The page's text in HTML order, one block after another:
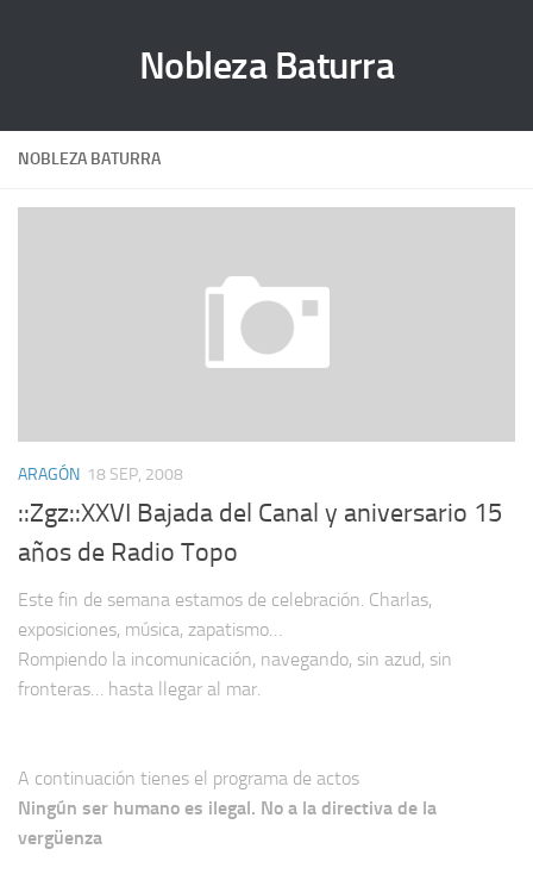
Nobleza Baturra
NOBLEZA BATURRA
ARAGÓN 18 SEP, 2008
::Zgz::XXVI Bajada del Canal y aniversario 15
años de Radio Topo
Este fin de semana estamos de celebración. Charlas,
exposiciones, música, zapatismo…
Rompiendo la incomunicación, navegando, sin azud, sin
fronteras… hasta llegar al mar.
A continuación tienes el programa de actos
Ningún ser humano es ilegal. No a la directiva de la
vergüenza